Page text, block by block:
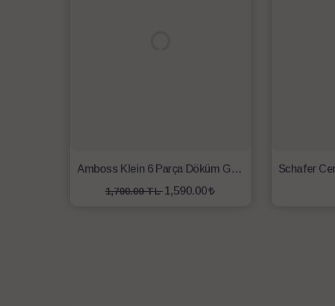
Amboss Klein 6 Parça Döküm Granit Kaplama Tencere Seti
1,700.00 TL1,590.00